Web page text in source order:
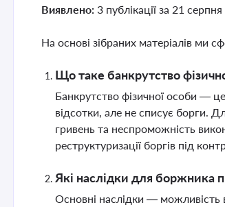
Виявлено: 3 публікації за 21 серпня
На основі зібраних матеріалів ми
Що таке банкрутство
Банкрутство фізичної особи —
відсотки, але не списує борги.
гривень та неспроможність
реструктуризації боргів під
Які наслідки для боржника
Основні наслідки — можливість